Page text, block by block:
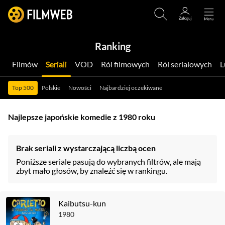
Ranking
Filmów Seriali VOD Ról filmowych Ról serialowych
Top 500 Polskie Nowości Najbardziej oczekiwane
Najlepsze japońskie komedie z 1980 roku
Brak seriali z wystarczającą liczbą ocen
Poniższe seriale pasują do wybranych filtrów, ale mają
zbyt mało głosów, by znaleźć się w rankingu.
Kaibutsu-kun
1980